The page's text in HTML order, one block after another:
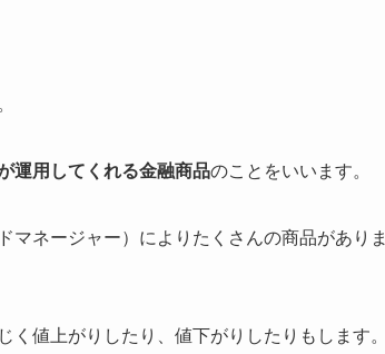
運用してくれる金融商品のことをいいます。
マネージャー）によりたくさんの商品がありま
値上がりしたり、値下がりしたりもします。